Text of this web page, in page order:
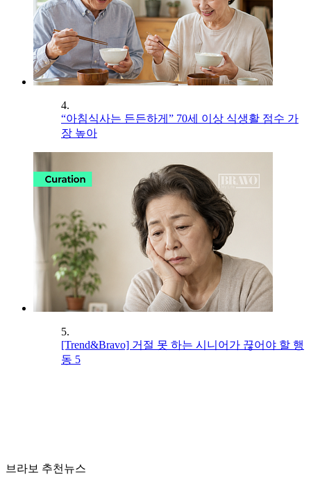
4.
“아침식사는 든든하게” 70세 이상 식생활 점수 가
장 높아
5.
[Trend&Bravo] 거절 못 하는 시니어가 끊어야 할 행
동 5
브라보 추천뉴스